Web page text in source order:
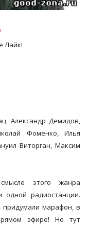
Лайк!
Александр Демидов,
Фоменко, Илья
Виторган, Максим
этого жанра
одной радиостанции.
придумали марафон, в
эфире! Но тут